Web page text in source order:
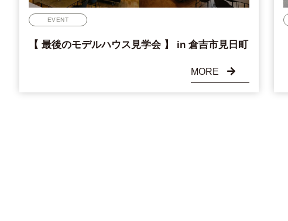
EVENT
【 最後のモデルハウス見学会 】 in 倉吉市見日町
MORE